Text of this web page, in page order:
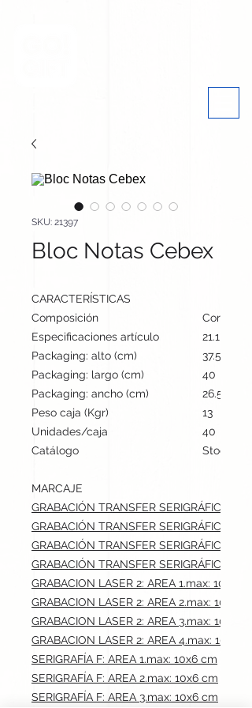
SKU: 21397
Bloc Notas Cebex
CARACTERÍSTICAS
Composición
Corcho/
Especificaciones artículo
21.1 cm
Packaging: alto (cm)
37.5
Packaging: largo (cm)
40
Packaging: ancho (cm)
26.5
Peso caja (Kgr)
13
Unidades/caja
40
Catálogo
Stock
MARCAJE
GRABACIÓN TRANSFER SERIGRÁFICO:
GRABACIÓN TRANSFER SERIGRÁFICO:
GRABACIÓN TRANSFER SERIGRÁFICO:
GRABACIÓN TRANSFER SERIGRÁFICO:
GRABACION LASER 2: AREA 1.max: 10x6 cm
GRABACION LASER 2: AREA 2.max: 10x6 cm
GRABACION LASER 2: AREA 3.max: 10x6 cm
GRABACION LASER 2: AREA 4.max: 10x6 cm
SERIGRAFÍA F: AREA 1.max: 10x6 cm
SERIGRAFÍA F: AREA 2.max: 10x6 cm
SERIGRAFÍA F: AREA 3.max: 10x6 cm